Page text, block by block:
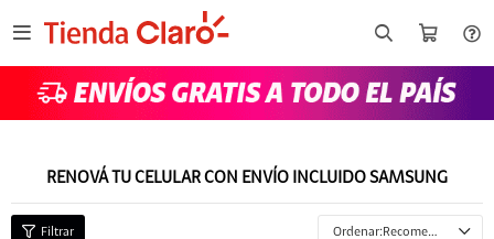

RENOVÁ TU CELULAR CON ENVÍO INCLUIDO SAMSUNG
Recomendados